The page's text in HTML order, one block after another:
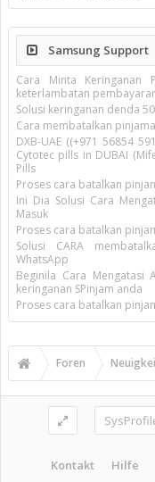
Samsung Support
Cara Minta Keringanan
keterlambatan
Solusi keringanan denda
Cara membatalkan
DXB-UAE ((+971 56854
Cytotec pills in DUBAI
Pills
Proses cara batalkan
Ini Dia Solusi Cara
Masuk
Proses cara batalkan
Solusi CARA
WhatsApp
Beginila Cara Mengatasi
keringanan SPinjam anda
Proses cara batalkan
Foren
Kontakt Hilfe